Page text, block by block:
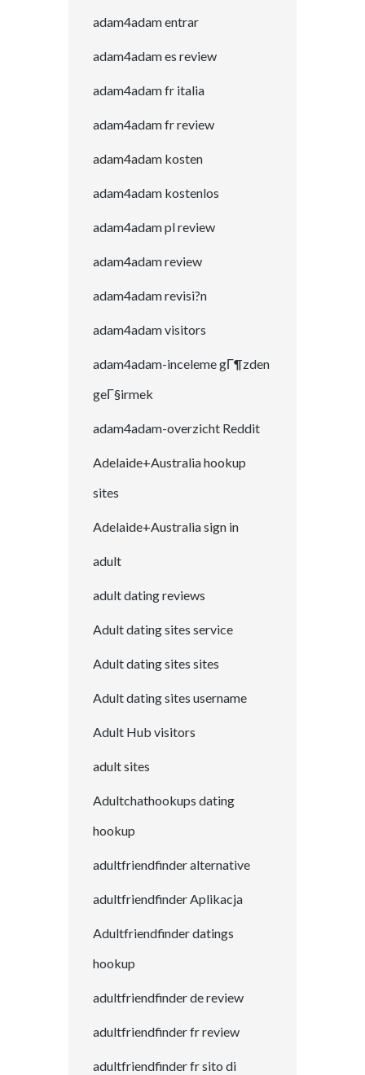
adam4adam entrar
adam4adam es review
adam4adam fr italia
adam4adam fr review
adam4adam kosten
adam4adam kostenlos
adam4adam pl review
adam4adam review
adam4adam revisi?n
adam4adam visitors
adam4adam-inceleme gГ¶zden
geГ§irmek
adam4adam-overzicht Reddit
Adelaide+Australia hookup
sites
Adelaide+Australia sign in
adult
adult dating reviews
Adult dating sites service
Adult dating sites sites
Adult dating sites username
Adult Hub visitors
adult sites
Adultchathookups dating
hookup
adultfriendfinder alternative
adultfriendfinder Aplikacja
Adultfriendfinder datings
hookup
adultfriendfinder de review
adultfriendfinder fr review
adultfriendfinder fr sito di